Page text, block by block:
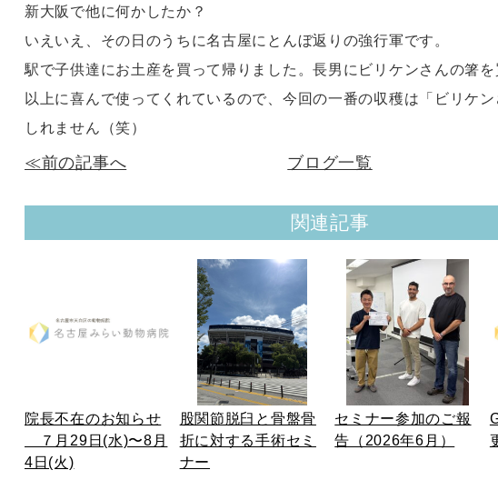
新大阪で他に何かしたか？
いえいえ、その日のうちに名古屋にとんぼ返りの強行軍です。
駅で子供達にお土産を買って帰りました。長男にビリケンさんの箸
以上に喜んで使ってくれているので、今回の一番の収穫は「ビリケ
しれません（笑）
≪前の記事へ ブログ一覧
関連記事
院長不在のお知らせ
７月29日(水)〜8月
4日(火)
股関節脱臼と骨盤骨
折に対する手術セミ
ナー
セミナー参加のご報
告（2026年6月）